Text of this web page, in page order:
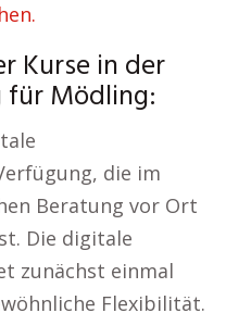
Kurse in der
für Mödling:
die im
Beratung vor Ort
Die digitale
zunächst einmal
Flexibilität.